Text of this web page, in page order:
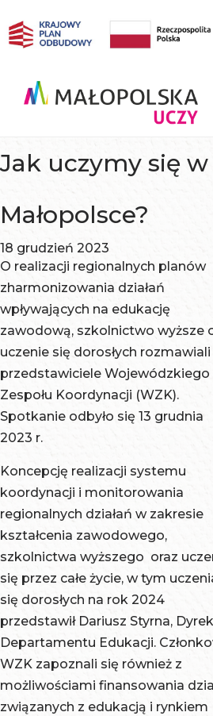
Jak uczymy się w
Małopolsce?
18 grudzień 2023
O realizacji regionalnych planów
zharmonizowania działań
wpływających na edukację
zawodową, szkolnictwo wyższe
uczenie się dorosłych rozmawiali
przedstawiciele Wojewódzkiego
Zespołu Koordynacji (WZK).
Spotkanie odbyło się 13 grudnia
2023 r.
Koncepcję realizacji systemu
koordynacji i monitorowania
regionalnych działań w zakresie
kształcenia zawodowego,
szkolnictwa wyższego oraz
się przez całe życie, w tym
się dorosłych na rok 2024
przedstawił Dariusz Styrna,
Departamentu Edukacji.
WZK zapoznali się również z
możliwościami finansowania
związanych z edukacją i rynkiem